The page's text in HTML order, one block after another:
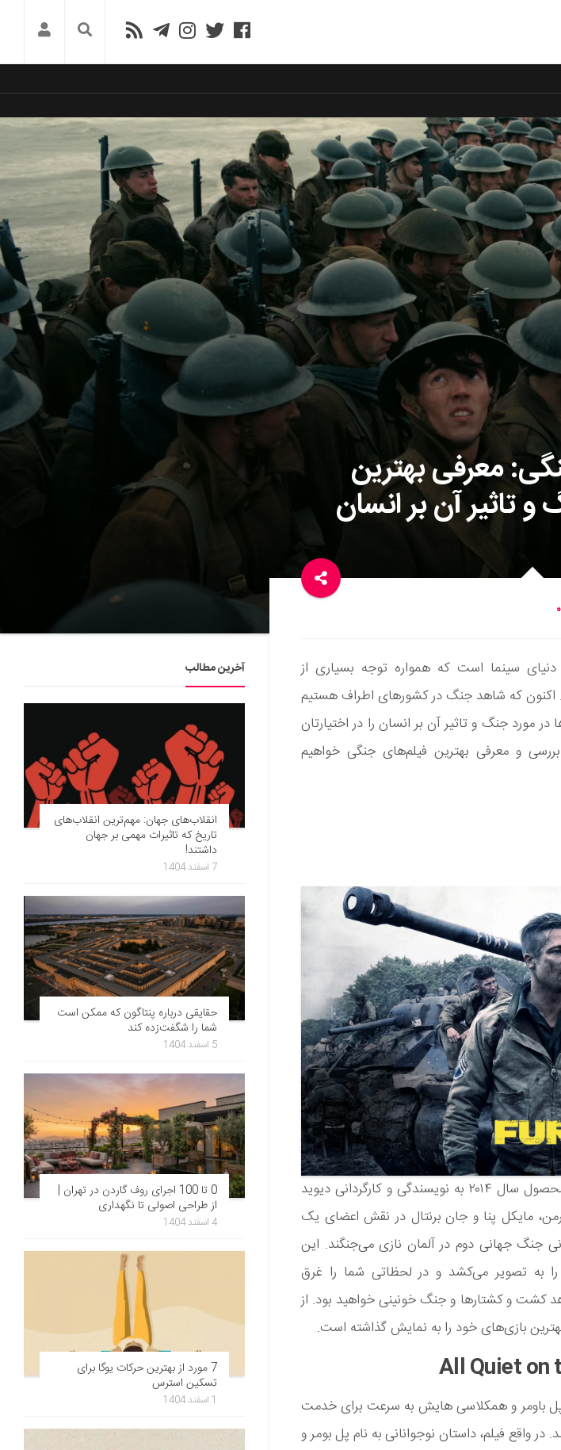
معرفی بهترین
تاثیر آن بر انسان
سینما است که همواره توجه بسیاری از
اکنون که شاهد جنگ در کشورهای اطراف هستیم
در مورد جنگ و تاثیر آن بر انسان را در اختیارتان
بررسی و معرفی بهترین فیلم‌های جنگی خواهیم
فیلم Fury یک فیلم جنگی آمریکایی محصول سال ۲۰۱۴ به نویسندگی و کارگردانی دیوید
مایکل پنا و جان برنتال در نقش اعضای یک
جنگ جهانی دوم در آلمان نازی می‌جنگند. این
به تصویر می‌کشد و در لحظاتی شما را غرق
کشت و کشتارها و جنگ خونینی خواهید بود. از
بازی‌های خود را به نمایش گذاشته است.
شد. پل باومر و همکلاسی هایش به سرعت برای خدمت
واقع فیلم، داستان نوجوانانی به نام پل بومر و
آخرین مطالب
انقلاب‌های جهان: مهم‌ترین انقلاب‌های
تاریخ که تاثیرات مهمی بر جهان
داشتند!
7 اسفند 1404
حقایقی درباره پنتاگون که ممکن است
شما را شگفت‌زده کند
5 اسفند 1404
0 تا 100 اجرای روف گاردن در تهران |
از طراحی اصولی تا نگهداری
4 اسفند 1404
7 مورد از بهترین حرکات یوگا برای
تسکین استرس
1 اسفند 1404